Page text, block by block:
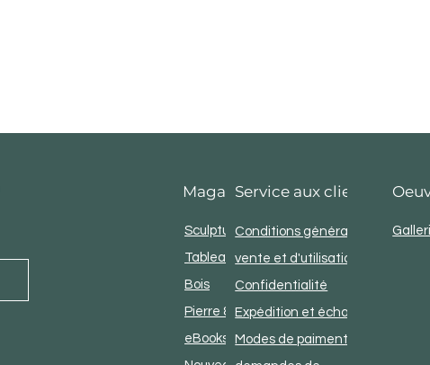
Maganiser
Sculpture
Tableaux
Bois
Pierre & métal
eBooks & littérature
Service aux clients
Conditions générales de
vente et d'utilisation
Confidentialité
Expédition et échanges
Modes de paiment &